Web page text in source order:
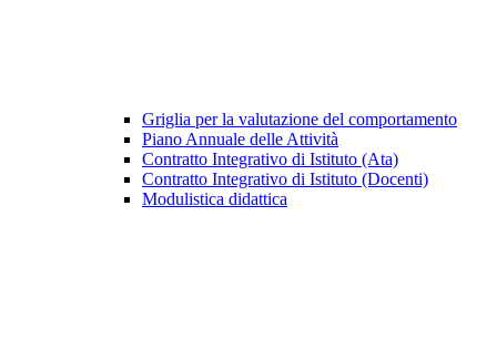
Griglia per la valutazione del comportamento
Piano Annuale delle Attività
Contratto Integrativo di Istituto (Ata)
Contratto Integrativo di Istituto (Docenti)
Modulistica didattica